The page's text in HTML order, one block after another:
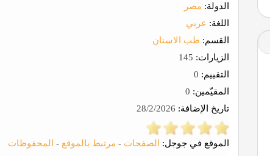
الدولة: مصر
اللغة: عربي
القسم: طب الاسنان
الزيارات:
التقييم:
المقيّمين:
تاريخ الإضافة:
الموقع في جوجل: الصفحات - مرتبط بالموقع - المحفوظات